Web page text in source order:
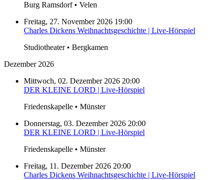
Burg Ramsdorf • Velen
Freitag, 27. November 2026 19:00
Charles Dickens Weihnachtsgeschichte | Live-Hörspiel
Studiotheater • Bergkamen
Dezember 2026
Mittwoch, 02. Dezember 2026 20:00
DER KLEINE LORD | Live-Hörspiel
Friedenskapelle • Münster
Donnerstag, 03. Dezember 2026 20:00
DER KLEINE LORD | Live-Hörspiel
Friedenskapelle • Münster
Freitag, 11. Dezember 2026 20:00
Charles Dickens Weihnachtsgeschichte | Live-Hörspiel